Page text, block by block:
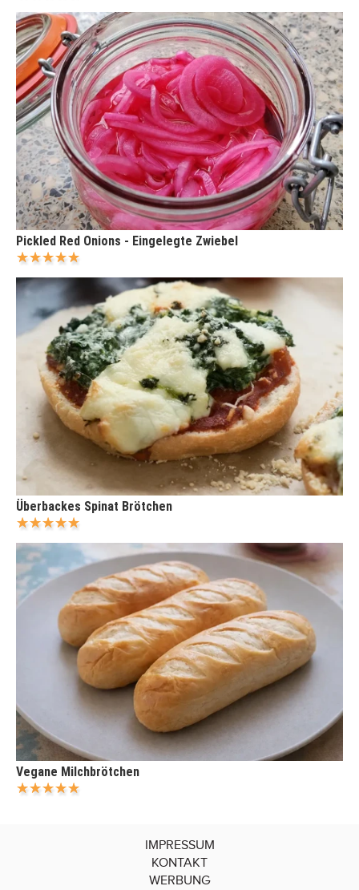
Pickled Red Onions - Eingelegte Zwiebel
Überbackes Spinat Brötchen
Vegane Milchbrötchen
IMPRESSUM
KONTAKT
WERBUNG